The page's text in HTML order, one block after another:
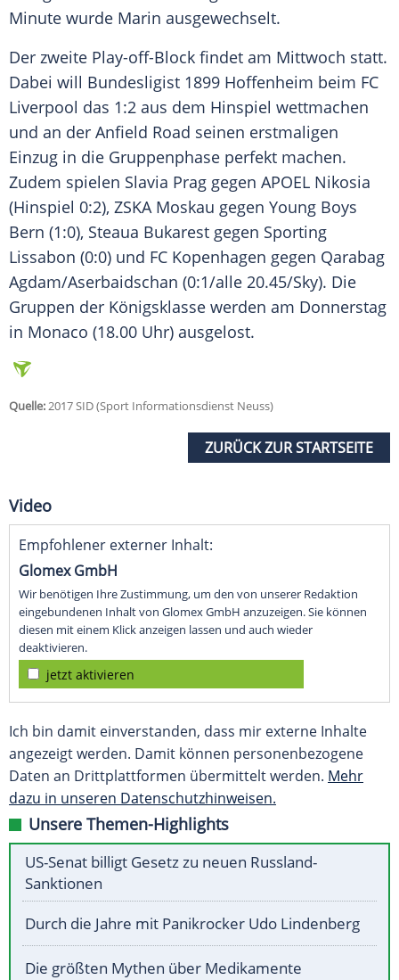
Minute wurde Marin ausgewechselt.
Der zweite Play-off-Block findet am Mittwoch statt.
Dabei will Bundesligist 1899 Hoffenheim beim FC
Liverpool das 1:2 aus dem Hinspiel wettmachen
und an der Anfield Road seinen erstmaligen
Einzug in die Gruppenphase perfekt machen.
Zudem spielen Slavia Prag gegen APOEL Nikosia
(Hinspiel 0:2), ZSKA Moskau gegen Young Boys
Bern (1:0), Steaua Bukarest gegen Sporting
Lissabon (0:0) und FC Kopenhagen gegen Qarabag
Agdam/Aserbaidschan (0:1/alle 20.45/Sky). Die
Gruppen der Königsklasse werden am Donnerstag
in Monaco (18.00 Uhr) ausgelost.
Quelle:2017 SID (Sport Informationsdienst Neuss)
ZURÜCK ZUR STARTSEITE
Video
Empfohlener externer Inhalt:
Glomex GmbH
Wir benötigen Ihre Zustimmung, um den von unserer Redaktion
eingebundenen Inhalt von Glomex GmbH anzuzeigen. Sie können
diesen mit einem Klick anzeigen lassen und auch wieder
deaktivieren.
jetzt aktivieren
Ich bin damit einverstanden, dass mir externe Inhalte
angezeigt werden. Damit können personenbezogene
Daten an Drittplattformen übermittelt werden. Mehr
dazu in unseren Datenschutzhinweisen.
Unsere Themen-Highlights
US-Senat billigt Gesetz zu neuen Russland-
Sanktionen
Durch die Jahre mit Panikrocker Udo Lindenberg
Die größten Mythen über Medikamente